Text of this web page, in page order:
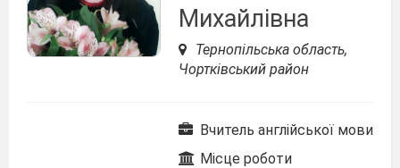
Михайлівна
Тернопільська область,
Чортківський район
Вчитель англійської мови
Місце роботи